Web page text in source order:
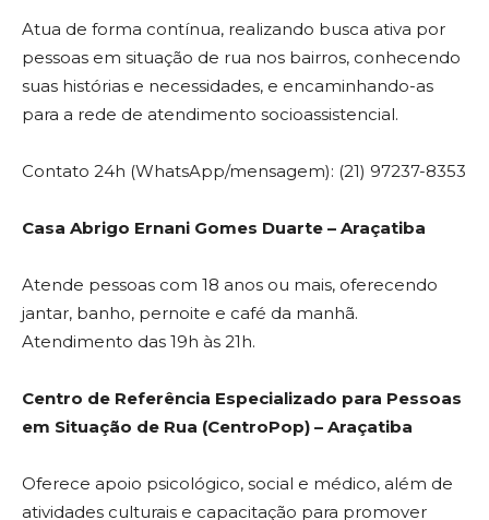
Atua de forma contínua, realizando busca ativa por
pessoas em situação de rua nos bairros, conhecendo
suas histórias e necessidades, e encaminhando-as
para a rede de atendimento socioassistencial.
Contato 24h (WhatsApp/mensagem): (21) 97237-8353
Casa Abrigo Ernani Gomes Duarte – Araçatiba
Atende pessoas com 18 anos ou mais, oferecendo
jantar, banho, pernoite e café da manhã.
Atendimento das 19h às 21h.
Centro de Referência Especializado para Pessoas
em Situação de Rua (CentroPop) – Araçatiba
Oferece apoio psicológico, social e médico, além de
atividades culturais e capacitação para promover